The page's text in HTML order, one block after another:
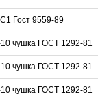
Гост 9559-89
чушка ГОСТ 1292-81
чушка ГОСТ 1292-81
чушка ГОСТ 1292-81